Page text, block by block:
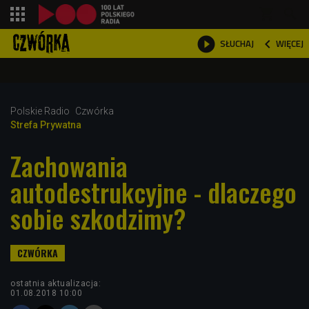
 SŁUCHAJ  WIĘCEJ

Polskie Radio
Czwórka
Strefa Prywatna
Zachowania
autodestrukcyjne - dlaczego
sobie szkodzimy?
ostatnia aktualizacja:
01.08.2018 10:00